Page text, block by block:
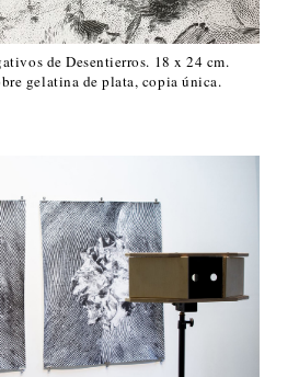
de Desentierros. 18 x 24 cm.
gelatina de plata, copia única.